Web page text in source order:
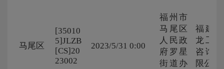
马尾区
[35010
5]JLZB
[CS]20
23002
2023/5/31 0:00
福州市
马尾区
人民政
府罗星
街道办
福建建
龙工程
咨询有
限公司